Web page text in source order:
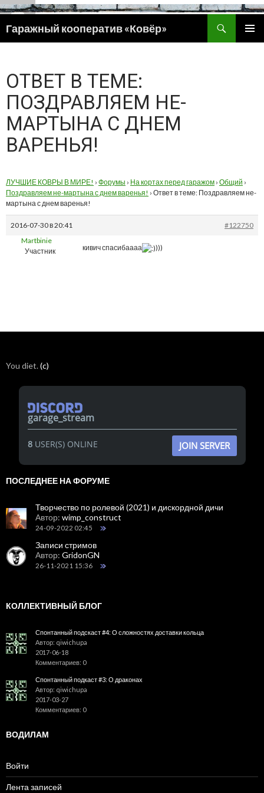
Гаражный кооператив «Ковёр»
ПЕРЕЙТИ
ОТВЕТ В ТЕМЕ:
ПОЗДРАВЛЯЕМ НЕ-
МАРТЫНА С ДНЕМ
ВАРЕНЬЯ!
ЛУЧШИЕ КОВРЫ В МИРЕ! › Форумы › На кортах перед гаражом › Общий ›
Поздравляем не-мартына с днем варенья! › Ответ в теме: Поздравляем не-
мартына с днем варенья!
2016-07-30 в 20:41
#122750
Martbinie
Участник
кивич спасибаааа )))
You diet.(c)
garage_stream
8USER(S) ONLINE JOIN SERVER
ПОСЛЕДНЕЕ НА ФОРУМЕ
Творчество по ролевой (2021) и дискордной дичи
Автор: wimp_construct
24-09-2022 02:45
Записи стримов
Автор: GridonGN
26-11-2021 15:36
КОЛЛЕКТИВНЫЙ БЛОГ
Спонтанный подскаст #4: О сложностях доставки кольца
Автор: qiwichupa
2017-06-18
Комментариев: 0
Спонтанный подкаст #3: О драконах
Автор: qiwichupa
2017-03-27
Комментариев: 0
ВОДИЛАМ
Войти
Лента записей